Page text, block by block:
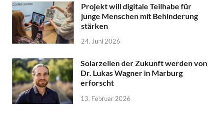
Projekt will digitale Teilhabe für
junge Menschen mit Behinderung
stärken
24. Juni 2026
Solarzellen der Zukunft werden von
Dr. Lukas Wagner in Marburg
erforscht
13. Februar 2026